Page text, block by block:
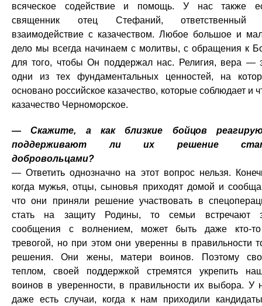
всяческое содействие и помощь. У нас также
священник отец Стефаний, ответственный
взаимодействие с казачеством. Любое большое и
дело мы всегда начинаем с молитвы, с обращения к
для того, чтобы Он поддержал нас. Религия, вера —
одни из тех фундаментальных ценностей, на
основано российское казачество, которые соблюдает и
казачество Черноморское.
— Скажите, а как близкие бойцов
поддерживают ли их решение
добровольцами?
— Ответить однозначно на этот вопрос нельзя.
когда мужья, отцы, сыновья приходят домой и
что они приняли решение участвовать в
стать на защиту Родины, то семьи встречают
сообщения с волнением, может быть даже кто-
тревогой, но при этом они уверенны в правильности
решения. Они жены, матери воинов. Поэтому
теплом, своей поддержкой стремятся укрепить
воинов в уверенности, в правильности их выбора. У
даже есть случаи, когда к нам приходили